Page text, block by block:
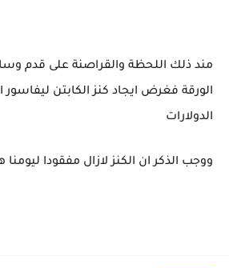
مند ذلك اللحظة والقراصنة على قدم
الورقة فغرض ايجاد كنز الكابتن ليفاسور
الدولارات
ووجب الذكر ان الكنز لازال مفقودا ليومنا